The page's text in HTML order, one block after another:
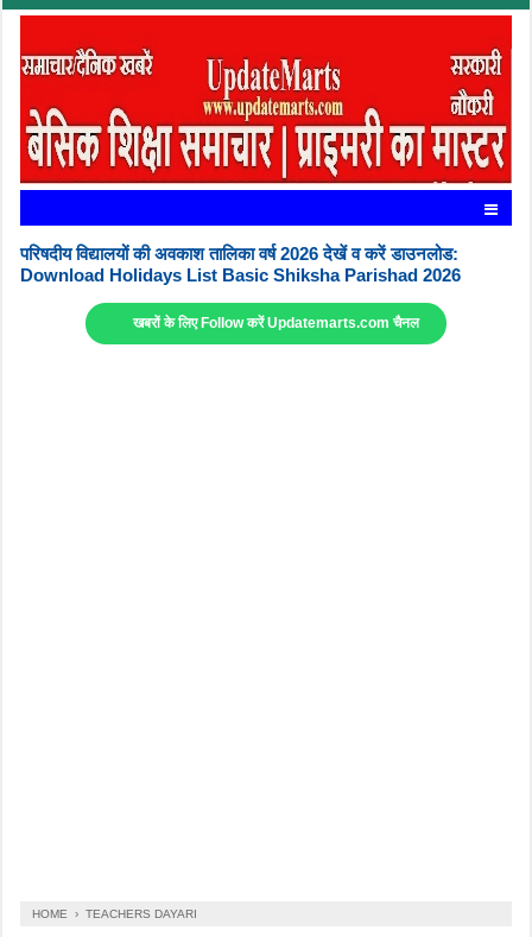
परिषदीय विद्यालयों की अवकाश तालिका वर्ष 2026 देखें व करें डाउनलोड:
Download Holidays List Basic Shiksha Parishad 2026
खबरों के लिए Follow करें Updatemarts.com चैनल
HOME ›TEACHERS DAYARI